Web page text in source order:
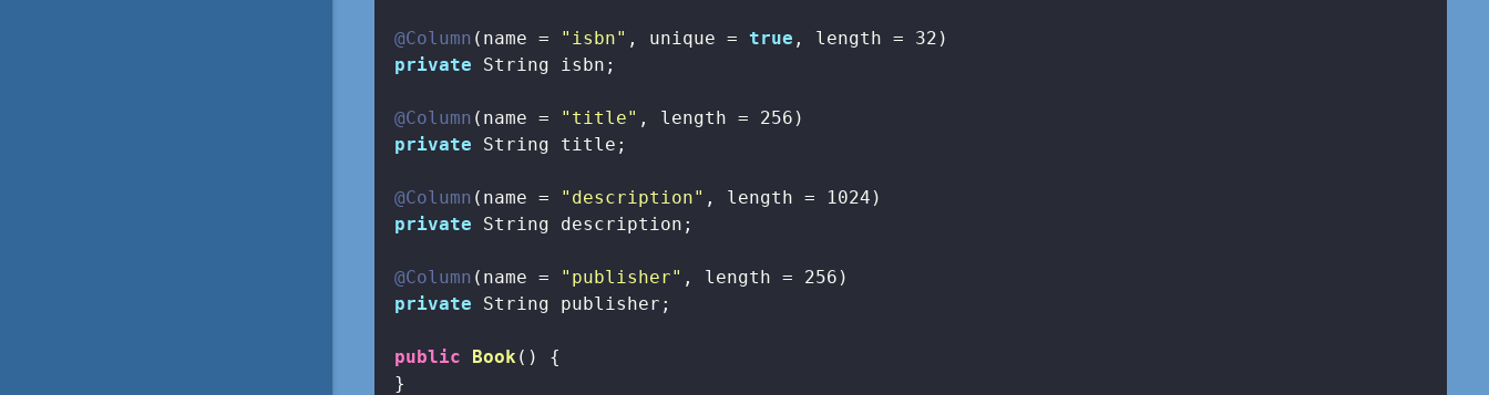
@Column (name = "isbn" , unique = true , length = 32 )
private String isbn;
@Column (name = "title" , length = 256 )
private String title;
@Column (name = "description" , length = 1024 )
private String description;
@Column (name = "publisher" , length = 256 )
private String publisher;
public Book ()
{
}